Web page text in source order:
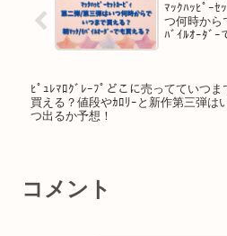
ﾏｯｸﾊｯﾋﾟｰｾ
つ何時から
ﾊﾞｲﾙｵｰﾀﾞｰ
ﾋﾟｭﾚﾏﾛｸﾞﾚｰﾌﾟどこに売ってていつま
買える？値段やｶﾛﾘｰと新作第三弾は
つ出るか予想！
コメント